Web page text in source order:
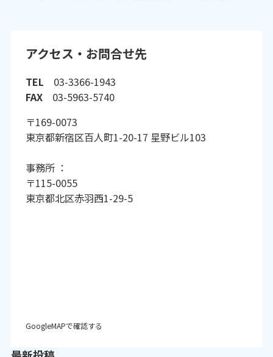
アクセス・お問合せ先
TEL 03-3366-1943
FAX 03-5963-5740
〒169-0073
東京都新宿区百人町1-20-17 星野ビル103
事務所 ：
〒115-0055
東京都北区赤羽西1-29-5
GoogleMAPで確認する